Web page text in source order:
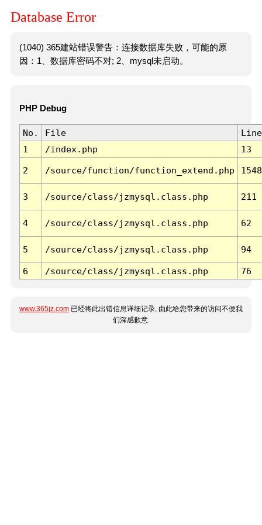
Database Error
(1040) 365建站错误警告：连接数据库失败，可能的原
因：1、数据库密码不对; 2、mysql未启动。
PHP Debug
No. File
Line
1
/index.php 13
2 /source/function/function_extend.php 1548
3 /source/class/jzmysql.class.php 211
4 /source/class/jzmysql.class.php 62
5 /source/class/jzmysql.class.php 94
6 /source/class/jzmysql.class.php 76
www.365jz.com 已经将此出错信息详细记录, 由此给您带来的访问不便我
们深感歉意.